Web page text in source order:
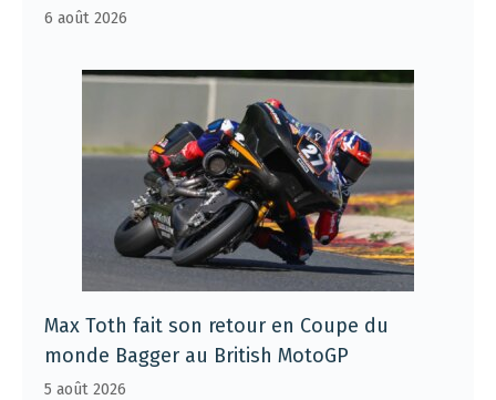
6 août 2026
Max Toth fait son retour en Coupe du
monde Bagger au British MotoGP
5 août 2026